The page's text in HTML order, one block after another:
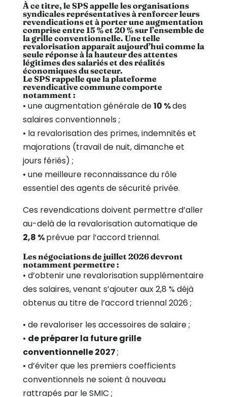
À ce titre, le SPS appelle les organisations
syndicales représentatives à renforcer leurs
revendications et à porter une augmentation
comprise entre15 % et 20 %sur l’ensemble de
la grille conventionnelle. Une telle
revalorisation apparaît aujourd’hui comme la
seule réponse à la hauteur des attentes
légitimes des salariés et des réalités
économiques du secteur.
Le SPS rappelle que la plateforme
revendicative commune comporte
notamment :
•⁠ ⁠une augmentation générale de10 %des
salaires conventionnels ;
•⁠ ⁠la revalorisation des primes, indemnités et
majorations (travail de nuit, dimanche et
jours fériés) ;
•⁠ ⁠une meilleure reconnaissance du rôle
essentiel des agents de sécurité privée.
Ces revendications doivent permettre d’aller
au-delà de la revalorisation automatique de
2,8 %prévue par l’accord triennal.
Les négociations de juillet 2026 devront
notamment permettre :
•⁠ ⁠d’obtenir une revalorisation supplémentaire
des salaires, venant s’ajouter aux 2,8 % déjà
obtenus au titre de l’accord triennal 2026 ;
•⁠ ⁠de revaloriser les accessoires de salaire ;
•⁠ ⁠ de préparer la future grille
conventionnelle 2027;
•⁠ ⁠d’éviter que les premiers coefficients
conventionnels ne soient à nouveau
rattrapés par le SMIC ;